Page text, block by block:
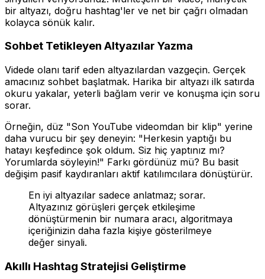
bir altyazı, doğru hashtag'ler ve net bir çağrı olmadan
kolayca sönük kalır.
Sohbet Tetikleyen Altyazılar Yazma
Videde olanı tarif eden altyazılardan vazgeçin. Gerçek
amacınız sohbet başlatmak. Harika bir altyazı ilk satırda
okuru yakalar, yeterli bağlam verir ve konuşma için soru
sorar.
Örneğin, düz "Son YouTube videomdan bir klip" yerine
daha vurucu bir şey deneyin: "Herkesin yaptığı bu
hatayı keşfedince şok oldum. Siz hiç yaptınız mı?
Yorumlarda söyleyin!" Farkı gördünüz mü? Bu basit
değişim pasif kaydıranları aktif katılımcılara dönüştürür.
En iyi altyazılar sadece anlatmaz; sorar.
Altyazınız görüşleri gerçek etkileşime
dönüştürmenin bir numara aracı, algoritmaya
içeriğinizin daha fazla kişiye gösterilmeye
değer sinyali.
Akıllı Hashtag Stratejisi Geliştirme